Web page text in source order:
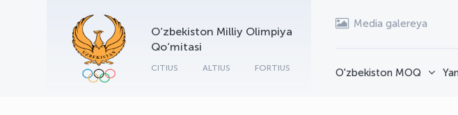
O‘zbekiston Milliy Olimpiya
Qo‘mitasi
CITIUS ALTIUS FORTIUS
Media galereya
O'zbekiston MOQ